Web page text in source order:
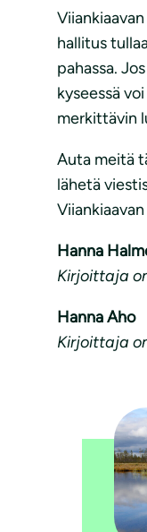
hallitus
pahassa.
kyseessä
merkittävin
Auta meitä
lähetä
Hanna
Kirjoittaja
Hanna Aho
Kirjoittaja